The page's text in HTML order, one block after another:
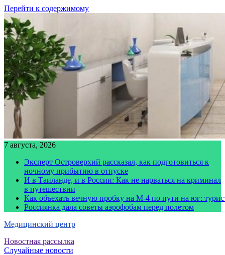
Перейти к содержимому
7 августа, 2026
Эксперт Островерхий рассказал, как подготовиться к
ночному прибытию в отпуске
И в Таиланде, и в России: Как не нарваться на криминал
в путешествии
Как объехать вечную пробку на М-4 по пути на юг:
Россиянка дала советы аэрофобам перед полетом
Медицинский центр
Новостная рассылка
Случайные новости